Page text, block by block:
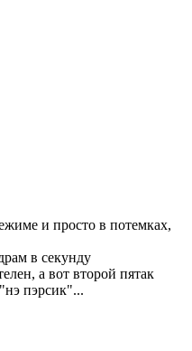
и просто в потемках,
в секунду
а вот второй пятак
пэрсик"...